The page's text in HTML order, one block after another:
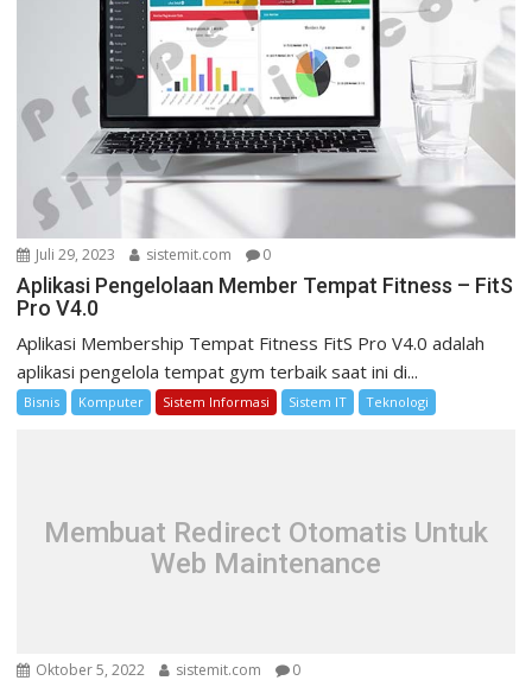
Juli 29, 2023 sistemit.com 0
Aplikasi Pengelolaan Member Tempat Fitness – FitS
Pro V4.0
Aplikasi Membership Tempat Fitness FitS Pro V4.0 adalah
aplikasi pengelola tempat gym terbaik saat ini di...
Bisnis Komputer Sistem Informasi Sistem IT Teknologi
Membuat Redirect Otomatis Untuk
Web Maintenance
Oktober 5, 2022 sistemit.com 0